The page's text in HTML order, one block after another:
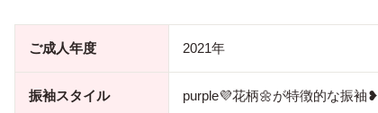
ご成人年度 2021年
振袖スタイル purple💜花柄🌼が特徴的な振袖❥